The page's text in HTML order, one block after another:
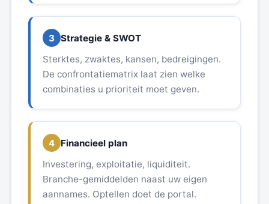
3 Strategie & SWOT
Sterktes, zwaktes, kansen, bedreigingen.
De confrontatiematrix laat zien welke
combinaties u prioriteit moet geven.
4 Financieel plan
Investering, exploitatie, liquiditeit.
Branche-gemiddelden naast uw eigen
aannames. Optellen doet de portal.